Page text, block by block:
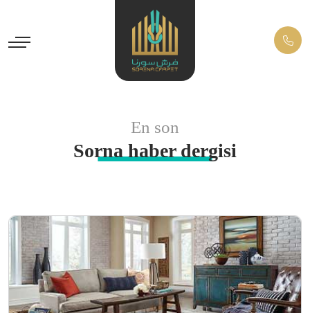
En son
Sorna haber dergisi